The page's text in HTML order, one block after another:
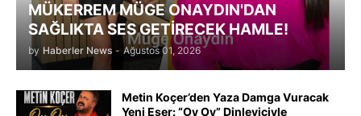
MÜKERREM MÜGE ONAYDIN'DAN
SAĞLIKTA SES GETİRECEK HAMLE!
by Haberler News - Ağustos 01, 2026
Metin Koçer’den Yaza Damga Vuracak
Yeni Eser: “Oy Oy” Dinleyiciyle